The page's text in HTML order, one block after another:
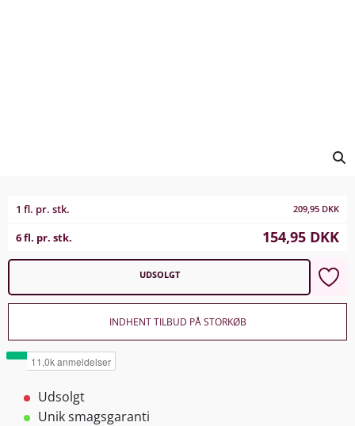
1 fl. pr. stk. 209,95 DKK
6 fl. pr. stk. 154,95 DKK
UDSOLGT
INDHENT TILBUD PÅ STORKØB
Udsolgt
Unik smagsgaranti